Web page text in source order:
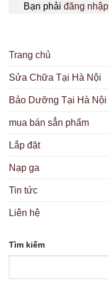
Bạn phải đăng nhập
Trang chủ
Sửa Chữa Tại Hà Nội
Bảo Dưỡng Tại Hà Nội
mua bán sẳn phẩm
Lắp đặt
Nạp ga
Tin tức
Liên hệ
Tìm kiếm